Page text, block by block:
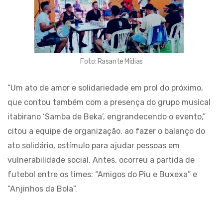
Foto: Rasante Mídias
“Um ato de amor e solidariedade em prol do próximo,
que contou também com a presença do grupo musical
itabirano ‘Samba de Beka’, engrandecendo o evento,”
citou a equipe de organização, ao fazer o balanço do
ato solidário, estímulo para ajudar pessoas em
vulnerabilidade social. Antes, ocorreu a partida de
futebol entre os times: “Amigos do Piu e Buxexa” e
“Anjinhos da Bola”.